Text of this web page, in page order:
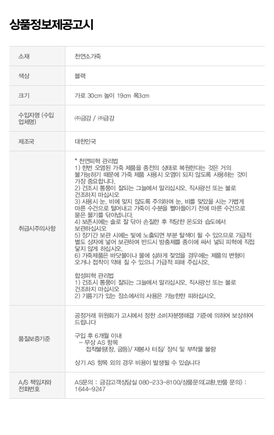
상품정보제공고시
소재 천연소가죽
색상 블랙
크기 가로 30cm 높이 19cm 폭3cm
수입자명 (수입
업체명)
㈜금강 / ㈜금강
제조국 대한민국
취급시주의사항
* 천연피혁 관리법
1) 한번 오염된 가죽 제품을 종전의 상태로 복원한다는 것은 거의
불가능하기 때문에 가죽 제품 사용시 오염이 되지 않도록 사용하는 것이
가장 중요합니다.
2) 건조시 통풍이 잘되는 그늘에서 말리십시오. 직사광선 또는 불로
건조하지 마십시오
3) 사용시 눈, 비에 맞지 않도록 주의하며 눈, 비를 맞았을 시는 가볍게
마른 수건으로 털어내고 가죽이 수분을 빨아들이기 전에 마른 수건으로
묻은 물기를 닦아냅니다.
4) 보존시에는 솔로 잘 닦아 손질한 후 적당한 온도와 습도에서
보관하십시오
5) 장기간 보관 시에는 빛에 노출되면 부분 탈색이 될 수 있으므로 가급적
별도 상자에 넣어 보관하며 반드시 방충제를 종이에 싸서 넣되 피혁에 직접
닿지 않게 하십시오.
6) 가죽제품은 바닷물이나 물에 심하게 젖었을 경우에는 제품의 변형이
오거나 접착이 약해 질 수 있으니 가급적 피해 주십시오.
합성피혁 관리법
1) 건조시 통풍이 잘되는 그늘에서 말리십시오. 직사광선 또는 불로
건조하지 마십시오
품질보증기준
공정거래 위원회가 고시에서 정한 소비자분쟁해결 기준에 의하여 보상하여
드립니다
구입 후 6개월 이내
  - 무상 AS 항목
상기 AS 항목 외의 경우 비용이 발생될 수 있습니다
A/S 책임자와
전화번호
AS문의 : 금강고객상담실 080-233-8100/상품문의(교환,반품 문의) :
1644-9247